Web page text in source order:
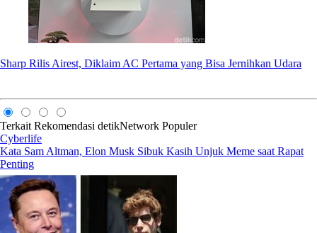
Sharp Rilis Airest, Diklaim AC Pertama yang Bisa Jernihkan Udara
Terkait Rekomendasi detikNetwork Populer
Cyberlife
Kata Sam Altman, Elon Musk Sibuk Kasih Unjuk Meme saat Rapat
Penting